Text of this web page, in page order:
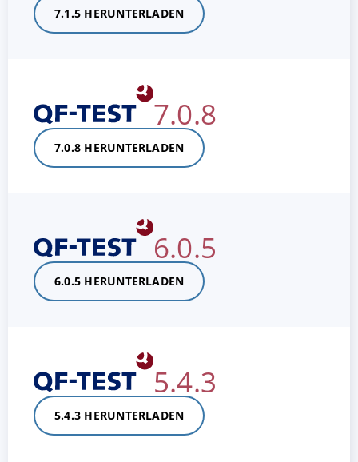
7.1.5 HERUNTERLADEN
7.0.8
7.0.8 HERUNTERLADEN
6.0.5
6.0.5 HERUNTERLADEN
5.4.3
5.4.3 HERUNTERLADEN